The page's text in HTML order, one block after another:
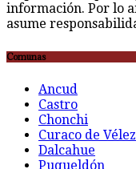
información. Por lo
asume
Comunas
Ancud
Castro
Chonchi
Curaco de Vélez
Dalcahue
Puqueldón